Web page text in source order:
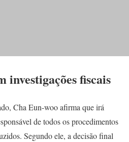
investigações fiscais
Cha Eun-woo afirma que irá
de todos os procedimentos
Segundo ele, a decisão final